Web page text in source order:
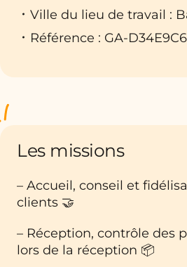
Ville du lieu de travail :
Référence : GA-
Les missions
– Accueil, conseil et
clients 🤝
– Réception, contrôle des
lors de la réception 📦